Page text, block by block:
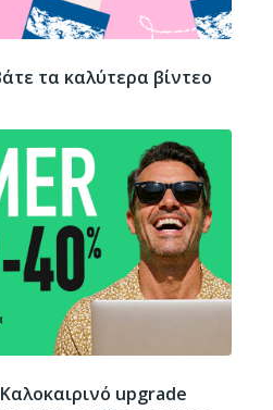
τα καλύτερα βίντεο
upgrade